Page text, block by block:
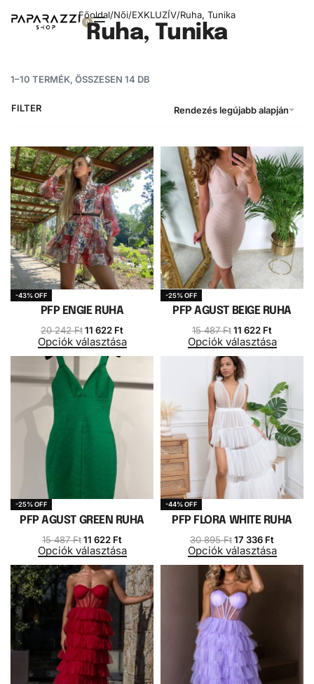
0
Főoldal/Női/EXKLUZÍV/Ruha, Tunika
Ruha, Tunika
1–10 TERMÉK, ÖSSZESEN 14 DB
Rendezés legújabb alapján
FILTER
-43% OFF
PFP ENGIE RUHA
20 242Ft11 622 Ft
Opciók választása
-25% OFF
PFP AGUST BEIGE RUHA
15 487Ft11 622 Ft
Opciók választása
-25% OFF
PFP AGUST GREEN RUHA
15 487Ft11 622 Ft
Opciók választása
-44% OFF
PFP FLORA WHITE RUHA
30 895Ft17 336 Ft
Opciók választása